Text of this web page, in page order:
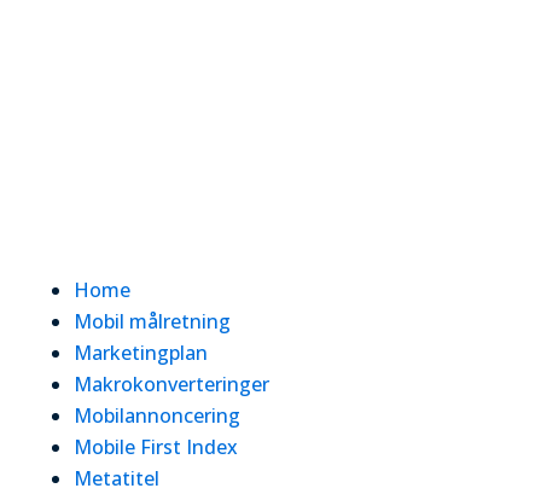
Home
Mobil målretning
Marketingplan
Makrokonverteringer
Mobilannoncering
Mobile First Index
Metatitel